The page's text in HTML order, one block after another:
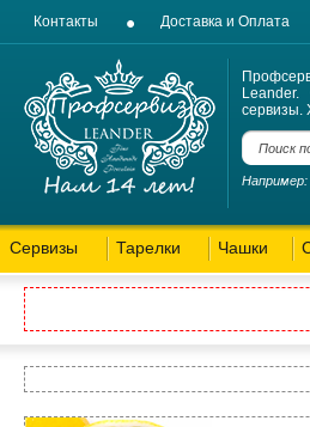
Контакты Доставка и Оплата
сервизы.
Например:
Сервизы Тарелки Чашки